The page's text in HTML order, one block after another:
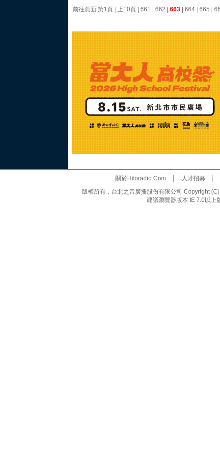
前往頁面 第1頁 上10頁 661 662 663 664 665
關於Hitoradio.Com│ 人才招募
版權所有，台北之音廣播股份有限公司 Copyright
建議瀏覽器版本 IE 7.0以上